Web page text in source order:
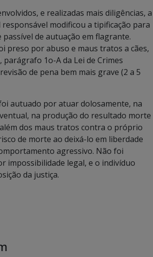
e realizadas mais diligências, a
modificou a tipificação para
passível de autuação em flagrante.
preso por abuso e maus tratos a cães,
1o-A da Lei de Crimes
de pena bem mais grave (2 a 5
autuado por atuar dolosamente, na
na produção do resultado morte
dos maus tratos contra o próprio
de morte ao deixá-lo em liberdade
agressivo. Não foi
impossibilidade legal, e o indivíduo
da justiça.